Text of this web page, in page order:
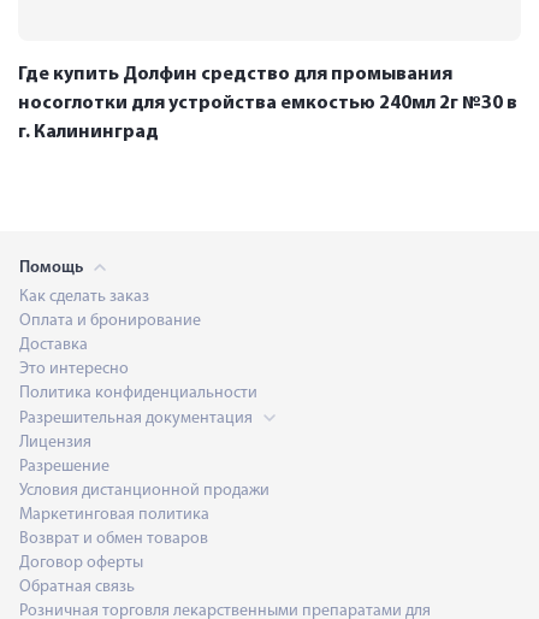
Где купить Долфин средство для промывания
носоглотки для устройства емкостью 240мл 2г №30 в
г. Калининград
Помощь
Как сделать заказ
Оплата и бронирование
Доставка
Это интересно
Политика конфиденциальности
Разрешительная документация
Лицензия
Разрешение
Условия дистанционной продажи
Маркетинговая политика
Возврат и обмен товаров
Договор оферты
Обратная связь
Розничная торговля лекарственными препаратами для